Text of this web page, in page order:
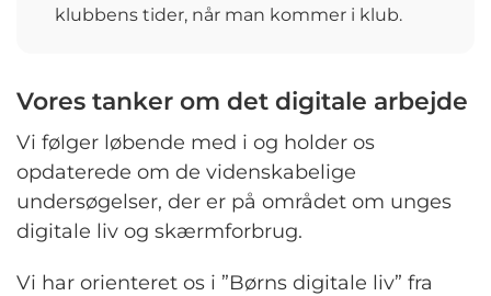
klubbens tider, når man kommer i klub.
Vores tanker om det digitale arbejde
Vi følger løbende med i og holder os
opdaterede om de videnskabelige
undersøgelser, der er på området om unges
digitale liv og skærmforbrug.
Vi har orienteret os i ”Børns digitale liv” fra